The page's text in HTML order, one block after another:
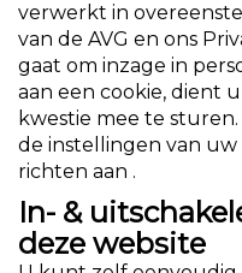
verwerkt in
van de AVG en ons
gaat om inzage in
aan een cookie, dient
kwestie mee te
de instellingen van
richten aan .
In- &
deze website